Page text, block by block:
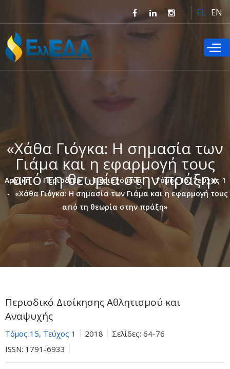
προς το
κυρίως
περιεχόμενο
EL EN
«Χάθα Γιόγκα: Η σημασία των
Γιάμα και η εφαρμογή τους
από τη θεωρία στην πράξη»
Αρχική Περιοδικό Περιεχόμενα
Τόμος 15, Τεύχος 1
«Χάθα Γιόγκα: Η σημασία των Γιάμα και η εφαρμογή τους
από τη θεωρία στην πράξη»
Περιοδικό Διοίκησης Αθλητισμού και
Αναψυχής
Τόμος 15, Τεύχος 1 2018 Σελίδες: 64-76
ISSN: 1791-6933